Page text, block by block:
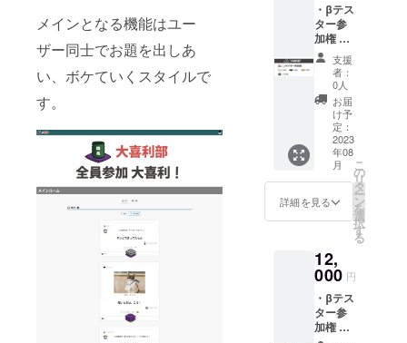
メインとなる機能はユー
ザー同士でお題を出しあ
い、ボケていくスタイルで
す。
・βテス
ター参
加権 ・
色座布
団
（白、
黒、
金）: 各
30枚 ・
コント
ビュー
ション
ポイン
ト(CP) :
ついて
は本文
の「リ
ターン
につい
て」を
支援
者：
0人
お届
け予
定：
2023
年08
月
詳細を見る
こ
の
リ
タ
ー
ン
を
選
択
す
る
12,
000 円
・βテス
ター参
加権 ・